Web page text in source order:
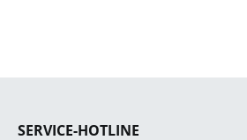
SERVICE-HOTLINE